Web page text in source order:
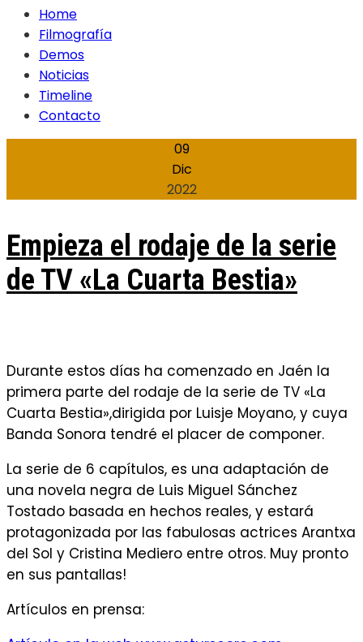
Home
Filmografía
Demos
Noticias
Timeline
Contacto
09
Dic
2022
Empieza el rodaje de la serie
de TV «La Cuarta Bestia»
Durante estos días ha comenzado en Jaén la
primera parte del rodaje de la serie de TV «La
Cuarta Bestia»,dirigida por Luisje Moyano, y cuya
Banda Sonora tendré el placer de componer.
La serie de 6 capítulos, es una adaptación de
una novela negra de Luis Miguel Sánchez
Tostado basada en hechos reales, y estará
protagonizada por las fabulosas actrices Arantxa
del Sol y Cristina Mediero entre otros. Muy pronto
en sus pantallas!
Artículos en prensa: